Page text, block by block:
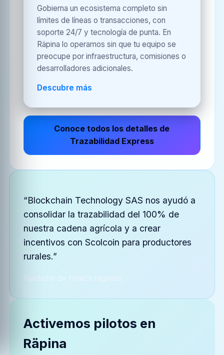
Gobierna un ecosistema completo sin
límites de líneas o transacciones, con
soporte 24/7 y tecnología de punta. En
Räpina lo operamos sin que tu equipo se
preocupe por infraestructura, comisiones o
desarrolladores adicionales.
Descubre más
Conoce todos los detalles de
Trazabilidad Express
“Blockchain Technology SAS nos ayudó a
consolidar la trazabilidad del 100% de
nuestra cadena agrícola y a crear
incentivos con Scolcoin para productores
rurales.”
Fundador de fintech regional
Activemos pilotos en
Räpina